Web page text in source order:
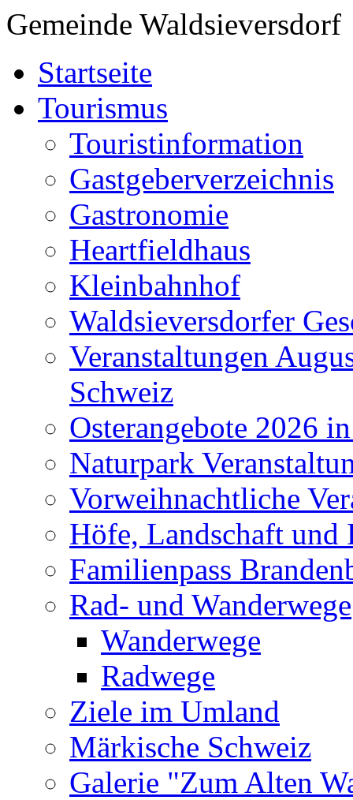
Gemeinde Waldsieversdorf
Startseite
Tourismus
Touristinformation
Gastgeberverzeichnis
Gastronomie
Heartfieldhaus
Kleinbahnhof
Waldsieversdorfer
Veranstaltungen
Schweiz
Osterangebote 2026
Naturpark
Vorweihnachtliche
Höfe, Landschaft und
Familienpass
Rad- und Wanderwege
Wanderwege
Radwege
Ziele im Umland
Märkische Schweiz
Galerie "Zum Alten